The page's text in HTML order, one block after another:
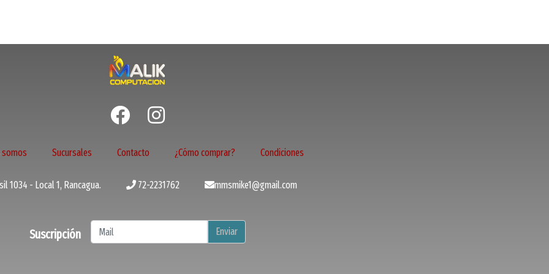
somos Sucursales Contacto ¿Cómo comprar? Condiciones
1034 - Local 1, Rancagua. 72-2231762 mmsmike1@gmail.com
Suscripción Enviar